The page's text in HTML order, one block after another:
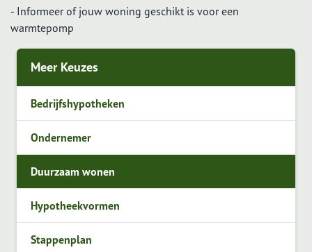
- Informeer of jouw woning geschikt is voor een
warmtepomp
Meer Keuzes
Bedrijfshypotheken
Ondernemer
Duurzaam wonen
Hypotheekvormen
Stappenplan